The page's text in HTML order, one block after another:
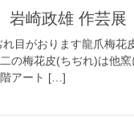
岩崎政雄 作芸展
目がおります龍爪梅花
の梅花皮(ちぢれ)は他
階アート […]